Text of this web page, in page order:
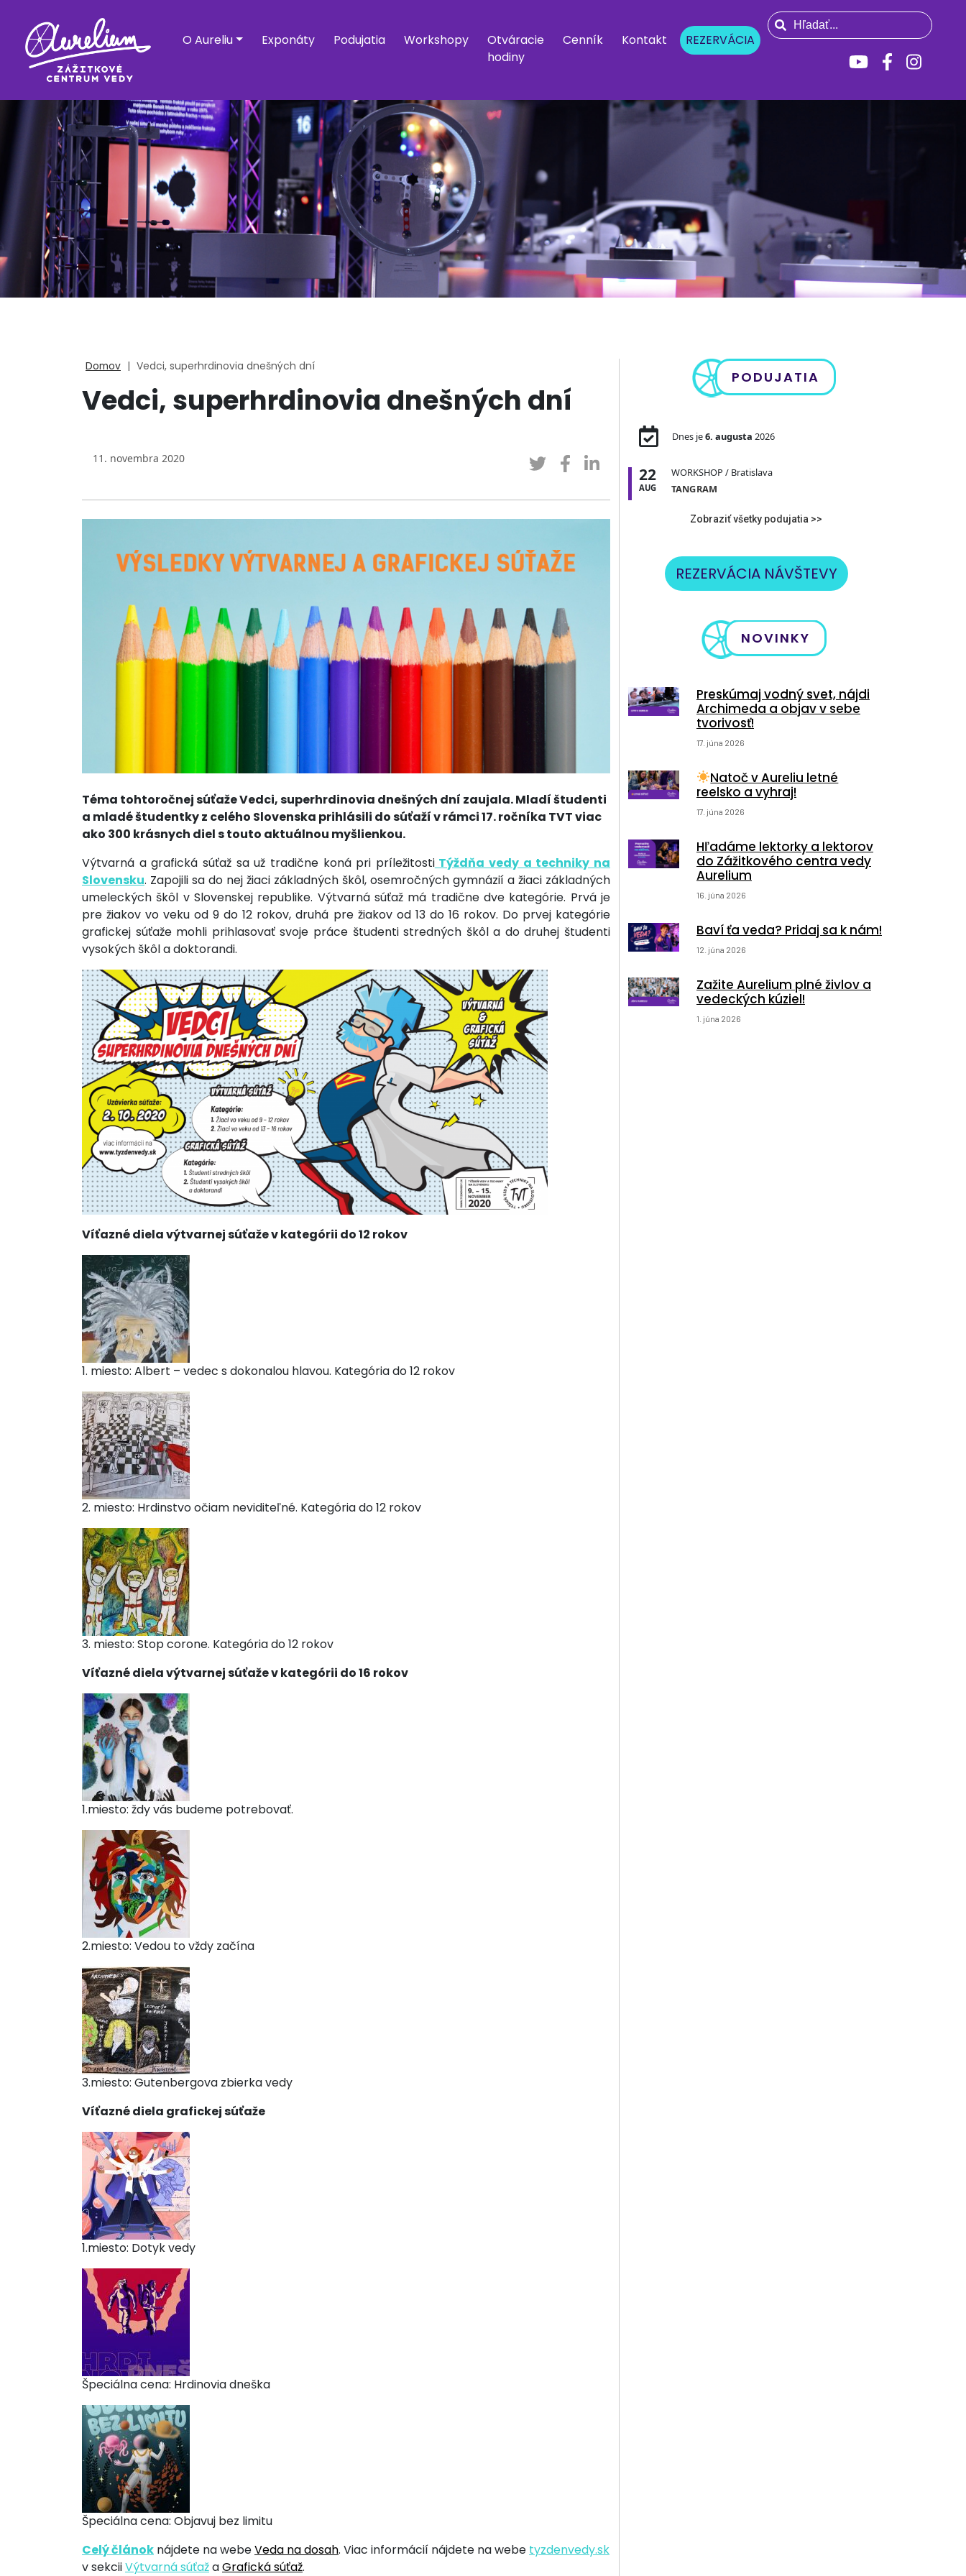
O Aureliu Exponáty Podujatia Workshopy
Otváracie
hodiny
Cenník Kontakt REZERVÁCIA
Domov | Vedci, superhrdinovia dnešných dní
Vedci, superhrdinovia dnešných dní
11. novembra 2020
Téma tohtoročnej súťaže Vedci, superhrdinovia dnešných dní zaujala. Mladí študenti
a mladé študentky z celého Slovenska prihlásili do súťaží v rámci 17. ročníka TVT viac
ako 300 krásnych diel s touto aktuálnou myšlienkou.
Výtvarná a grafická súťaž sa už tradične koná pri príležitostiTýždňa vedy a techniky na
Slovensku. Zapojili sa do nej žiaci základných škôl, osemročných gymnázií a žiaci základných
umeleckých škôl v Slovenskej republike. Výtvarná súťaž má tradične dve kategórie. Prvá je
pre žiakov vo veku od 9 do 12 rokov, druhá pre žiakov od 13 do 16 rokov. Do prvej kategórie
grafickej súťaže mohli prihlasovať svoje práce študenti stredných škôl a do druhej študenti
vysokých škôl a doktorandi.
Víťazné diela výtvarnej súťaže v kategórii do 12 rokov
1. miesto: Albert – vedec s dokonalou hlavou. Kategória do 12 rokov
2. miesto: Hrdinstvo očiam neviditeľné. Kategória do 12 rokov
3. miesto: Stop corone. Kategória do 12 rokov
Víťazné diela výtvarnej súťaže v kategórii do 16 rokov
1.miesto: ždy vás budeme potrebovať.
2.miesto: Vedou to vždy začína
3.miesto: Gutenbergova zbierka vedy
Víťazné diela grafickej súťaže
1.miesto: Dotyk vedy
Špeciálna cena: Hrdinovia dneška
Špeciálna cena: Objavuj bez limitu
Celý článok nájdete na webeVeda na dosah. Viac informácií nájdete na webe tyzdenvedy.sk
v sekciiVýtvarná súťažaGrafická súťaž.
PODUJATIA
Dnes je6. augusta 2026
22
AUG
WORKSHOP / Bratislava
TANGRAM
Zobraziť všetky podujatia >>
REZERVÁCIA NÁVŠTEVY
NOVINKY
Preskúmaj vodný svet, nájdi
Archimeda a objav v sebe
tvorivosť!
17. júna 2026
Natoč v Aureliu letné
reelsko a vyhraj!
17. júna 2026
Hľadáme lektorky a lektorov
do Zážitkového centra vedy
Aurelium
16. júna 2026
Baví ťa veda? Pridaj sa k nám!
12. júna 2026
Zažite Aurelium plné živlov a
vedeckých kúziel!
1. júna 2026